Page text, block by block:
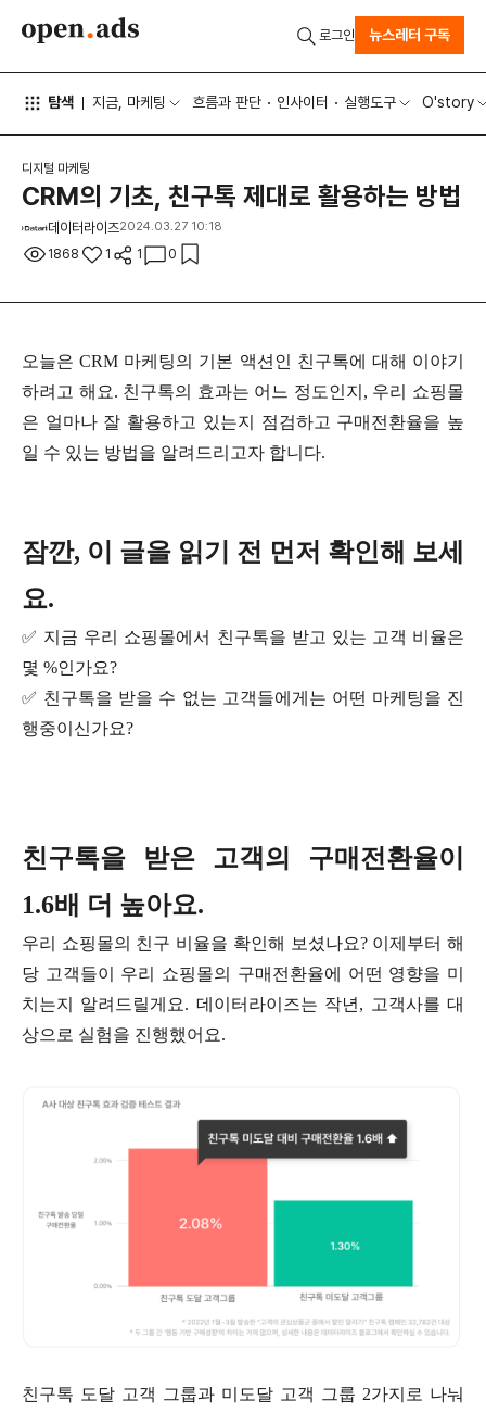
탐색 지금, 마케팅 흐름과 판단 인사이터 실행도구 O'story
로그인 뉴스레터 구독
디지털 마케팅
CRM의 기초, 친구톡 제대로 활용하는 방법
데이터라이즈2024.03.27 10:18
1868 1 1 0
오늘은 CRM 마케팅의 기본 액션인 친구톡에 대해 이야기
하려고 해요. 친구톡의 효과는 어느 정도인지, 우리 쇼핑몰
은 얼마나 잘 활용하고 있는지 점검하고 구매전환율을 높
일 수 있는 방법을 알려드리고자 합니다.
잠깐, 이 글을 읽기 전 먼저 확인해 보세
요.
✅ 지금 우리 쇼핑몰에서 친구톡을 받고 있는 고객 비율은
몇 %인가요?
✅ 친구톡을 받을 수 없는 고객들에게는 어떤 마케팅을 진
행중이신가요?
친구톡을 받은 고객의 구매전환율이
1.6배 더 높아요.
우리 쇼핑몰의 친구 비율을 확인해 보셨나요? 이제부터 해
당 고객들이 우리 쇼핑몰의 구매전환율에 어떤 영향을 미
치는지 알려드릴게요. 데이터라이즈는 작년, 고객사를 대
상으로 실험을 진행했어요.
친구톡 도달 고객 그룹과 미도달 고객 그룹 2가지로 나눠